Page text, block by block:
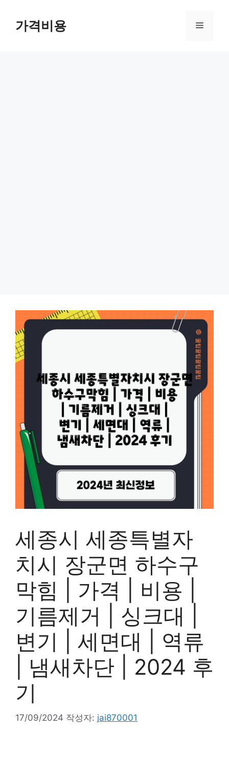
가격비용 메
세종시 세종특별자
치시 장군면 하수구
막힘 | 가격 | 비용 |
기름제거 | 싱크대 |
변기 | 세면대 | 역류
| 냄새차단 | 2024 후
기
17/09/2024 작성자: jai870001